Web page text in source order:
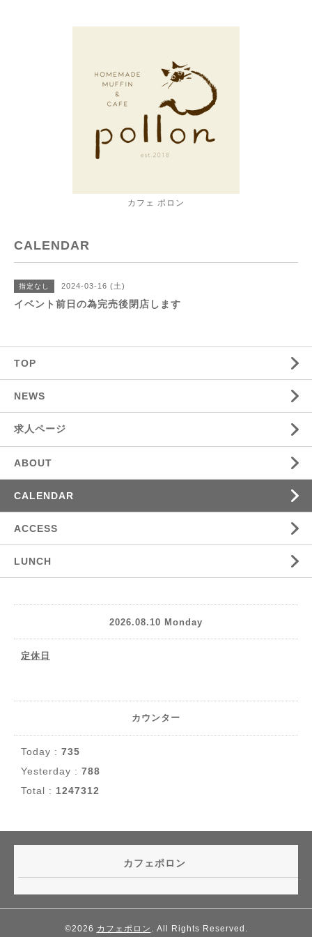
カフェ ポロン
CALENDAR
指定なし 2024-03-16 (土)
イベント前日の為完売後閉店します
TOP
NEWS
求人ページ
ABOUT
CALENDAR
ACCESS
LUNCH
2026.08.10 Monday
定休日
カウンター
Today : 735
Yesterday : 788
Total : 1247312
カフェポロン
©2026 カフェポロン . All Rights Reserved.